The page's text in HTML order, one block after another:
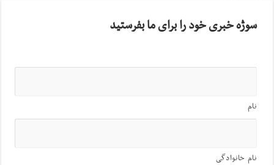
سوژه خبری خود را برای ما بفرستید
نام
نام خانوادگی